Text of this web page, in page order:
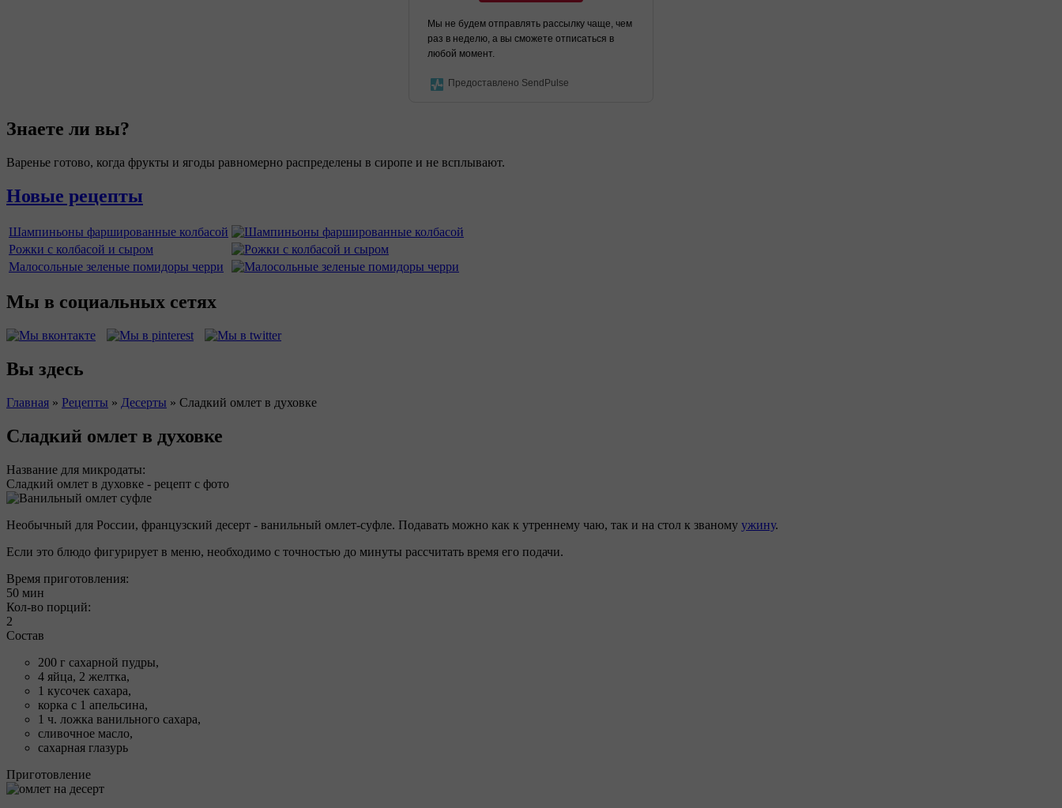
Мы не будем отправлять рассылку чаще, чем
раз в неделю, а вы сможете отписаться в
любой момент.
Предоставлено SendPulse
Знаете ли вы?
Варенье готово, когда фрукты и ягоды равномерно распределены в сиропе и не всплывают.
Новые рецепты
Шампиньоны фаршированные колбасой
Рожки с колбасой и сыром
Малосольные зеленые помидоры черри
Мы в социальных сетях
Вы здесь
Главная » Рецепты » Десерты » Сладкий омлет в духовке
Сладкий омлет в духовке
Название для микродаты:
Сладкий омлет в духовке - рецепт с фото
Необычный для России, французский десерт - ванильный омлет-суфле. Подавать можно как к утреннему чаю, так и на стол к званому ужину.
Если это блюдо фигурирует в меню, необходимо с точностью до минуты рассчитать время его подачи.
Время приготовления:
50 мин
Кол-во порций:
2
Состав
200 г сахарной пудры,
4 яйца, 2 желтка,
1 кусочек сахара,
корка с 1 апельсина,
1 ч. ложка ванильного сахара,
сливочное масло,
сахарная глазурь
Приготовление